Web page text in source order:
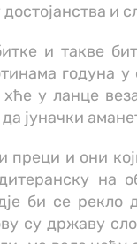
и
и такве
годуна
у ланце
јуначки
преци и они
на
би се
су државу